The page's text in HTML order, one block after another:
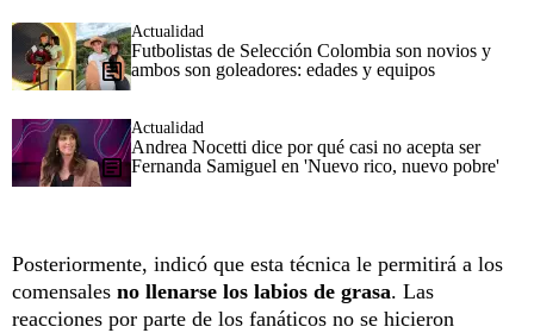
Actualidad
Futbolistas de Selección Colombia son novios y
ambos son goleadores: edades y equipos
Actualidad
Andrea Nocetti dice por qué casi no acepta ser
Fernanda Samiguel en 'Nuevo rico, nuevo pobre'
Posteriormente, indicó que esta técnica le permitirá a los
comensales no llenarse los labios de grasa. Las
reacciones por parte de los fanáticos no se hicieron